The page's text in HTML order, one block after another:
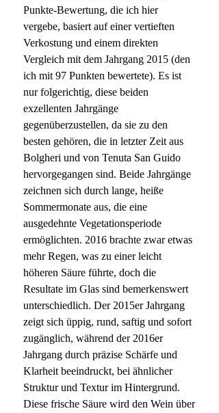
Punkte-Bewertung, die ich hier
vergebe, basiert auf einer vertieften
Verkostung und einem direkten
Vergleich mit dem Jahrgang 2015 (den
ich mit 97 Punkten bewertete). Es ist
nur folgerichtig, diese beiden
exzellenten Jahrgänge
gegenüberzustellen, da sie zu den
besten gehören, die in letzter Zeit aus
Bolgheri und von Tenuta San Guido
hervorgegangen sind. Beide Jahrgänge
zeichnen sich durch lange, heiße
Sommermonate aus, die eine
ausgedehnte Vegetationsperiode
ermöglichten. 2016 brachte zwar etwas
mehr Regen, was zu einer leicht
höheren Säure führte, doch die
Resultate im Glas sind bemerkenswert
unterschiedlich. Der 2015er Jahrgang
zeigt sich üppig, rund, saftig und sofort
zugänglich, während der 2016er
Jahrgang durch präzise Schärfe und
Klarheit beeindruckt, bei ähnlicher
Struktur und Textur im Hintergrund.
Diese frische Säure wird den Wein über